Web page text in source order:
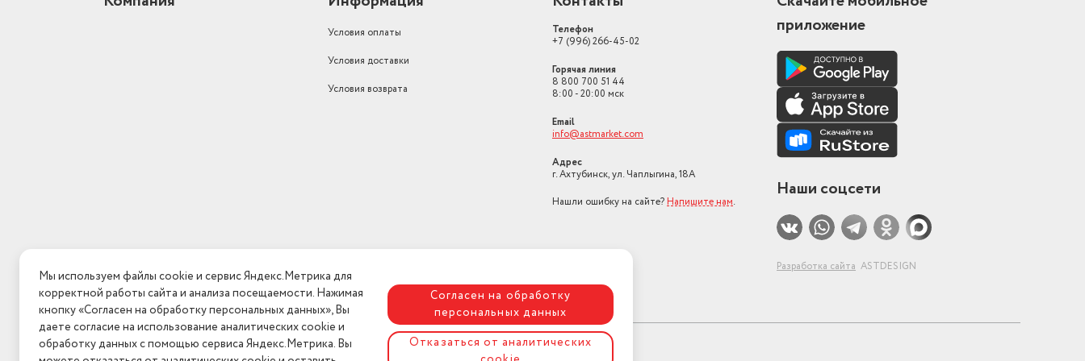
Вес товара, г
Высота товара в упаковке, в
Объем товара в упаковке, в
несамоходная
Условия оплаты
Условия доставки
Условия возврата
Телефон
+7 (996) 266-45-02
Горячая линия
8 800 700 51 44
8:00 - 20:00 мск
Email
info@astmarket.com
Адрес
г. Ахтубинск, ул. Чаплыгина, 18А
Нашли ошибку на сайте?Напишите нам
приложение
Наши соцсети
Разработка сайта ASTDESIGN
Мы используем файлы cookie и сервис Яндекс.Метрика для
корректной работы сайта и анализа посещаемости. Нажимая
кнопку «Согласен на обработку персональных данных», Вы
даете согласие на использование аналитических cookie и
обработку данных с помощью сервиса Яндекс.Метрика. Вы
Согласен на обработку
персональных данных
Отказаться от аналитических